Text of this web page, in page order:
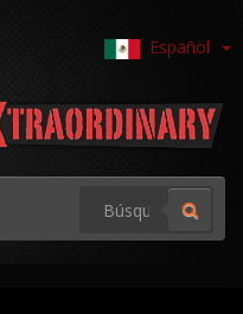
Español